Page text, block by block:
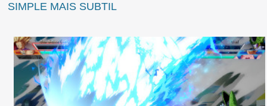
SIMPLE MAIS SUBTIL